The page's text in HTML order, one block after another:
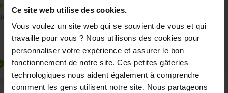
Ce site web utilise des cookies.
Vous voulez un site web qui se souvient de vous et qui
travaille pour vous ? Nous utilisons des cookies pour
personnaliser votre expérience et assurer le bon
fonctionnement de notre site. Ces petites gâteries
technologiques nous aident également à comprendre
comment les gens utilisent notre site. Nous partageons